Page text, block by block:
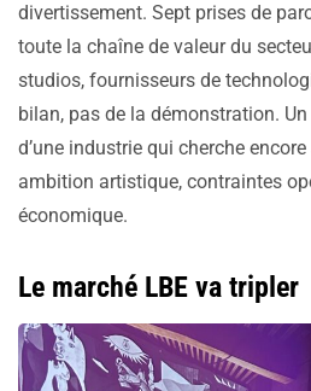
divertissement. Sept prises de
toute la chaîne de valeur du
studios, fournisseurs de
bilan, pas de la démonstration.
d’une industrie qui cherche
ambition artistique, contraintes
économique.
Le marché LBE va tripler